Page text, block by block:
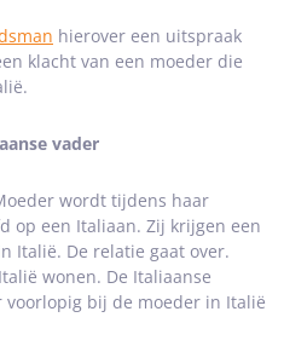
hierover een uitspraak
klacht van een moeder die
vader
wordt tijdens haar
op een Italiaan. Zij krijgen een
Italië. De relatie gaat over.
wonen. De Italiaanse
bij de moeder in Italië